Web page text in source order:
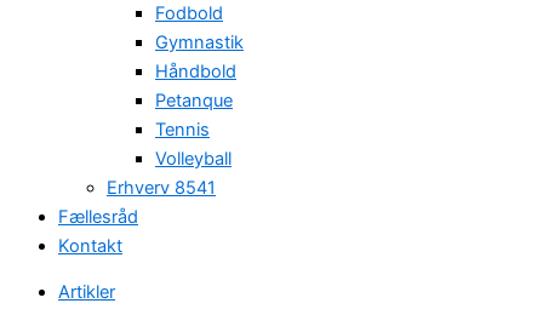
Fodbold
Gymnastik
Håndbold
Petanque
Tennis
Volleyball
Erhverv 8541
Fællesråd
Kontakt
Artikler